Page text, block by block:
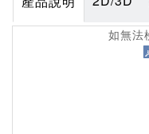
如無法